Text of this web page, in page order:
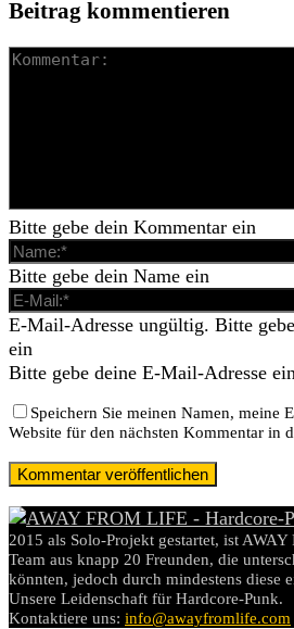
Beitrag kommentieren
Bitte gebe dein Kommentar ein
Bitte gebe dein Name ein
E-Mail-Adresse ungültig. Bitte
ein
Bitte gebe deine E-Mail-Adresse
Speichern Sie meinen Namen, meine
Website für den nächsten Kommentar in
2015 als Solo-Projekt gestartet, ist
Team aus knapp 20 Freunden, die
könnten, jedoch durch mindestens diese
Unsere Leidenschaft für Hardcore-Punk.
Kontaktiere uns: info@awayfromlife.com